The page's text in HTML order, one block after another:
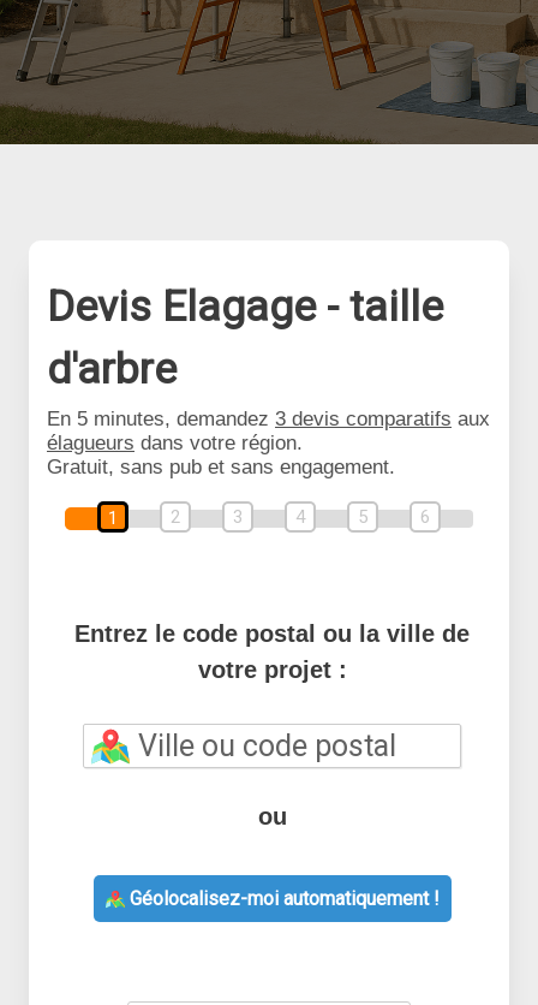
Devis Elagage - taille
d'arbre
En 5 minutes, demandez 3 devis comparatifs aux
élagueurs dans votre région.
Gratuit, sans pub et sans engagement.
1 2 3 4 5 6
Entrez le code postal ou la ville de
votre projet :
ou
Géolocalisez-moi automatiquement !